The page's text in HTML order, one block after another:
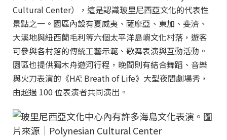
Cultural Center），這是認識玻里尼西亞文化的代表性
景點之一。園區內設有夏威夷、薩摩亞、東加、斐濟、
大溪地與紐西蘭毛利等六個太平洋島嶼文化村落，遊客
可參與各村落的傳統工藝示範、歌舞表演與互動活動。
園區也提供獨木舟遊河行程，晚間則有結合舞蹈、音樂
與火刀表演的《HĀ: Breath of Life》大型夜間劇場秀，
由超過 100 位表演者共同演出。